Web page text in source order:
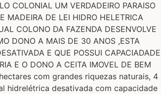
COLONIAL UM VERDADEIRO PARAISO
MADEIRA DE LEI HIDRO HELETRICA
COLONO DA FAZENDA DESENVOLVE
DONO A MAIS DE 30 ANOS ,ESTA
E QUE POSSUI CAPACIADADE
E O DONO A CEITA IMOVEL DE BEM
hectares com grandes riquezas naturais, 4
hidrelétrica desativada com capacidade